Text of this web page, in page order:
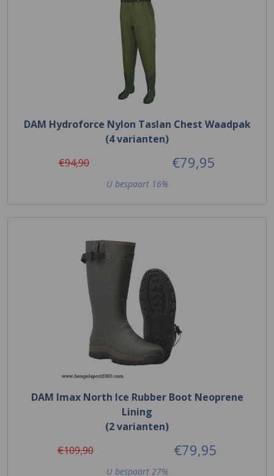
DAM Hydroforce Nylon Taslan Chest Waadpak
(4 varianten)
€94,90
€79,95
U bespaart 16%
DAM Imax North Ice Rubber Boot Neoprene
Lining
(2 varianten)
€109,90
€79,95
U bespaart 27%